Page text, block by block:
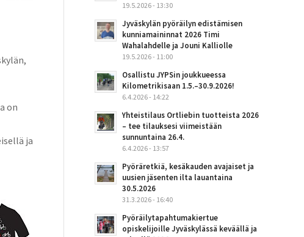
on
ja
19.5.2026 - 13:30
Jyväskylän pyöräilyn edistämisen
kunniamaininnat 2026 Timi
Wahalahdelle ja Jouni Kalliolle
19.5.2026 - 11:00
Osallistu JYPSin joukkueessa
Kilometrikisaan 1.5.–30.9.2026!
6.4.2026 - 14:22
Yhteistilaus Ortliebin tuotteista 2026
– tee tilauksesi viimeistään
sunnuntaina 26.4.
6.4.2026 - 13:57
Pyöräretkiä, kesäkauden avajaiset ja
uusien jäsenten ilta lauantaina
30.5.2026
31.3.2026 - 16:40
Pyöräilytapahtumakiertue
opiskelijoille Jyväskylässä keväällä ja